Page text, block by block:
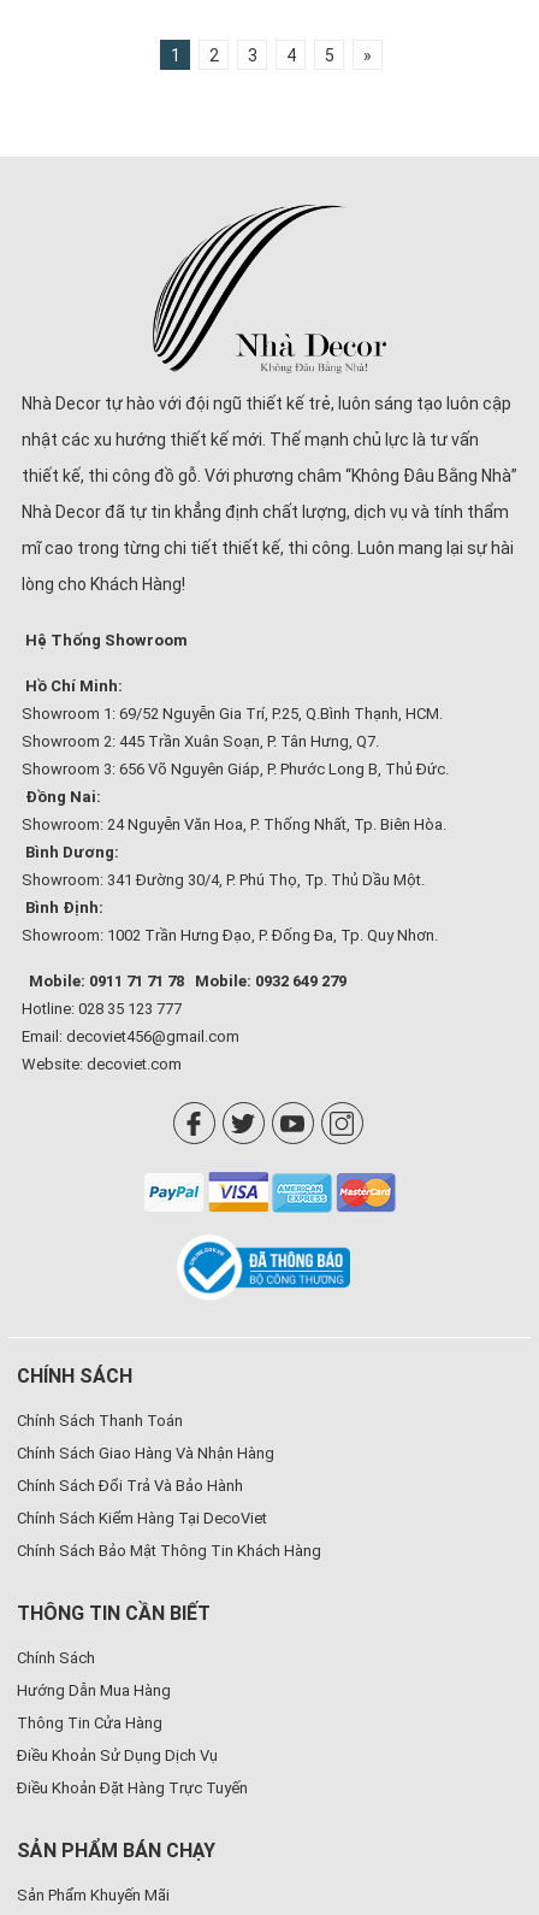
1 2 3 4 5 »
Nhà Decor tự hào với đội ngũ thiết kế trẻ, luôn sáng tạo luôn cập
nhật các xu hướng thiết kế mới. Thế mạnh chủ lực là tư vấn
thiết kế, thi công đồ gỗ. Với phương châm “Không Đâu Bằng Nhà”
Nhà Decor đã tự tin khẳng định chất lượng, dịch vụ và tính thẩm
mĩ cao trong từng chi tiết thiết kế, thi công. Luôn mang lại sự hài
lòng cho Khách Hàng!
Hệ Thống Showroom
Hồ Chí Minh:
Showroom 1: 69/52 Nguyễn Gia Trí, P.25, Q.Bình Thạnh, HCM.
Showroom 2: 445 Trần Xuân Soạn, P. Tân Hưng, Q7.
Showroom 3: 656 Võ Nguyên Giáp, P. Phước Long B, Thủ Đức.
Đồng Nai:
Showroom: 24 Nguyễn Văn Hoa, P. Thống Nhất, Tp. Biên Hòa.
Bình Dương:
Showroom: 341 Đường 30/4, P. Phú Thọ, Tp. Thủ Dầu Một.
Bình Định:
Showroom: 1002 Trần Hưng Đạo, P. Đống Đa, Tp. Quy Nhơn.
Mobile: 0911 71 71 78
Mobile: 0932 649 279
Hotline: 028 35 123 777
Email: decoviet456@gmail.com
Website: decoviet.com
CHÍNH SÁCH
Chính Sách Thanh Toán
Chính Sách Giao Hàng Và Nhận Hàng
Chính Sách Đổi Trả Và Bảo Hành
Chính Sách Kiểm Hàng Tại DecoViet
Chính Sách Bảo Mật Thông Tin Khách Hàng
THÔNG TIN CẦN BIẾT
Chính Sách
Hướng Dẫn Mua Hàng
Thông Tin Cửa Hàng
Điều Khoản Sử Dụng Dịch Vụ
Điều Khoản Đặt Hàng Trực Tuyến
SẢN PHẨM BÁN CHẠY
Sản Phẩm Khuyến Mãi